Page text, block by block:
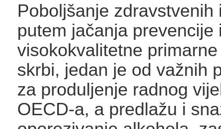
Poboljšanje zdravstvenih
putem jačanja prevencije
visokokvalitetne
skrbi, jedan je od važnih
za produljenje radnog
OECD-a, a predlažu i